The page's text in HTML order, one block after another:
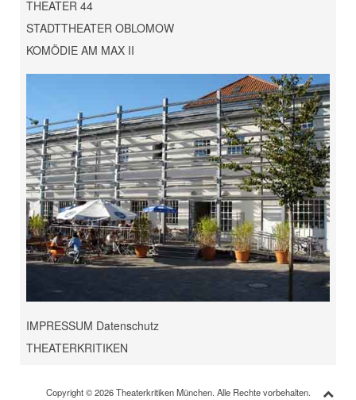
THEATER 44
STADTTHEATER OBLOMOW
KOMÖDIE AM MAX II
IMPRESSUM Datenschutz
THEATERKRITIKEN
Copyright © 2026 Theaterkritiken München. Alle Rechte vorbehalten.